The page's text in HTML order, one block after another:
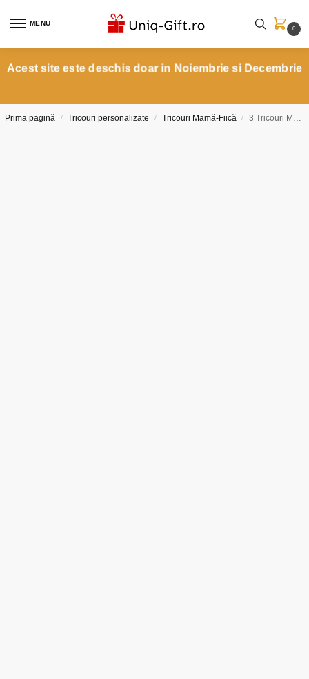
MENU
0
Acest site este deschis doar in Noiembrie si Decembrie
Prima pagină / Tricouri personalizate / Tricouri Mamă-Fiică / 3 Tricouri Mama, Tata si Copilul Halloween-Batman